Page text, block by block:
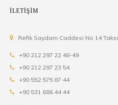
İLETİŞİM
Refik Saydam Caddesi No 14
+90 212 297 22 48-49
+90 212 297 23 54
+90 552 575 87 44
+90 531 686 44 44